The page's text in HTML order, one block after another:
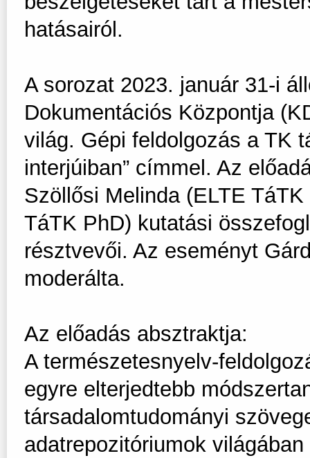
hatásairól.
A sorozat 2023. január 31-i
Dokumentációs Központja
világ. Gépi feldolgozás a TK
interjúiban” címmel. Az
Szöllősi Melinda (ELTE
TáTK PhD) kutatási
résztvevői. Az eseményt
moderálta.
Az előadás absztraktja:
A természetesnyelv-
egyre elterjedtebb
társadalomtudományi
adatrepozitóriumok